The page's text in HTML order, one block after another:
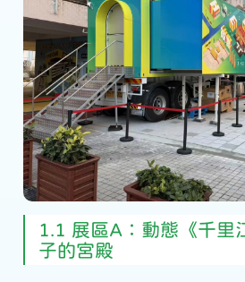
1.1 展區A：動態《千里
子的宮殿